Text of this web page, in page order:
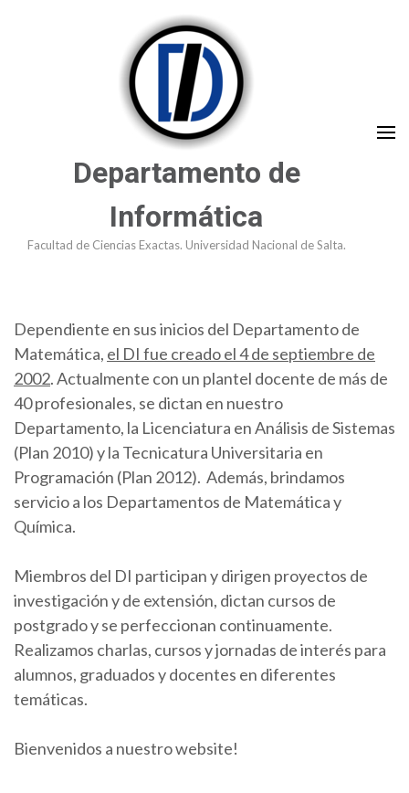
Departamento de
Informática
Facultad de Ciencias Exactas. Universidad Nacional de Salta.
Dependiente en sus inicios del Departamento de
Matemática, el DI fue creado el 4 de septiembre de
2002. Actualmente con un plantel docente de más de
40 profesionales, se dictan en nuestro
Departamento, la Licenciatura en Análisis de Sistemas
(Plan 2010) y la Tecnicatura Universitaria en
Programación (Plan 2012). Además, brindamos
servicio a los Departamentos de Matemática y
Química.
Miembros del DI participan y dirigen proyectos de
investigación y de extensión, dictan cursos de
postgrado y se perfeccionan continuamente.
Realizamos charlas, cursos y jornadas de interés para
alumnos, graduados y docentes en diferentes
temáticas.
Bienvenidos a nuestro website!